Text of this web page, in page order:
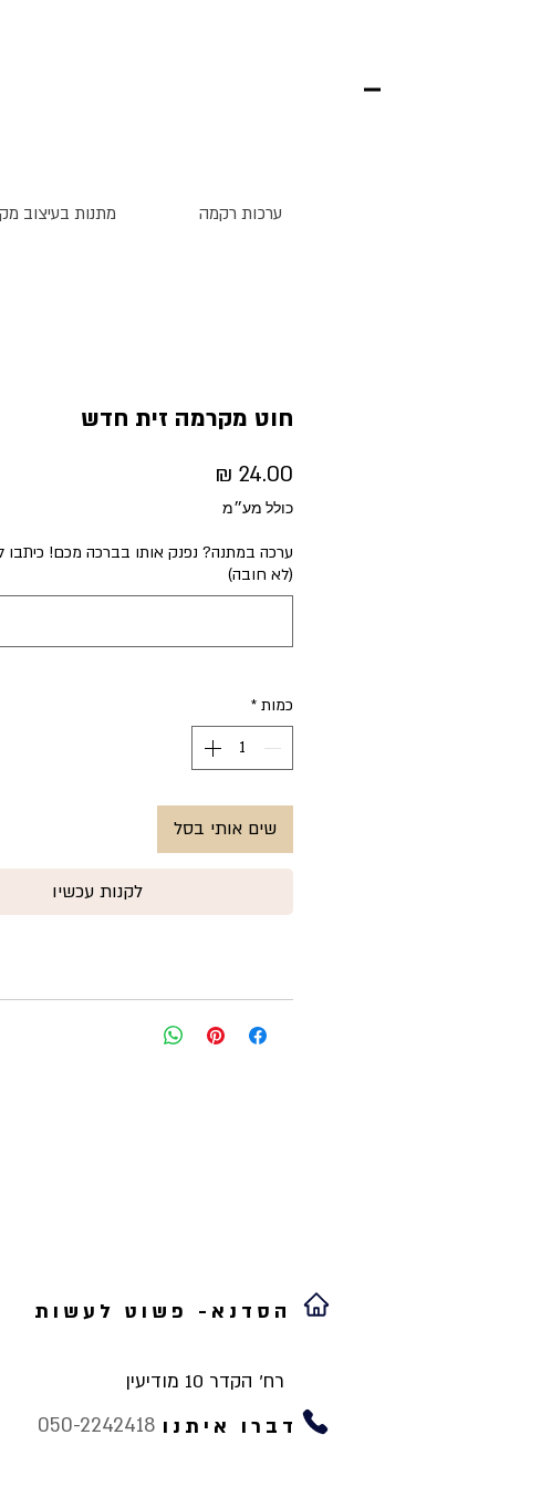
ערכות רקמה מתנות בעיצוב
חוט מקרמה זית חדש
כולל מע״מ
ערכה במתנה? נפנק אותו בברכה מכם! כיתבו
(לא חובה)
כמות *
שים אותי בסל
לקנות עכשיו
הסדנא- פשוט לעשות
רח' הקדר 10 מודיעין
דברו איתנו 050-2242418